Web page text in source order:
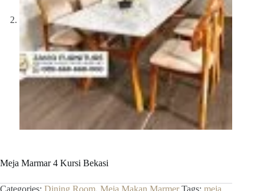
Meja Marmar 4 Kursi Bekasi
Categories: Dining Room, Meja Makan Marmer Tags: meja